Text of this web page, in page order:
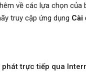
về các lựa chọn của
truy cập ứng dụng Cài
phát trực tiếp qua